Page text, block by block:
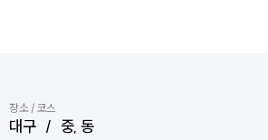
장소 / 코스
대구 / 중, 동